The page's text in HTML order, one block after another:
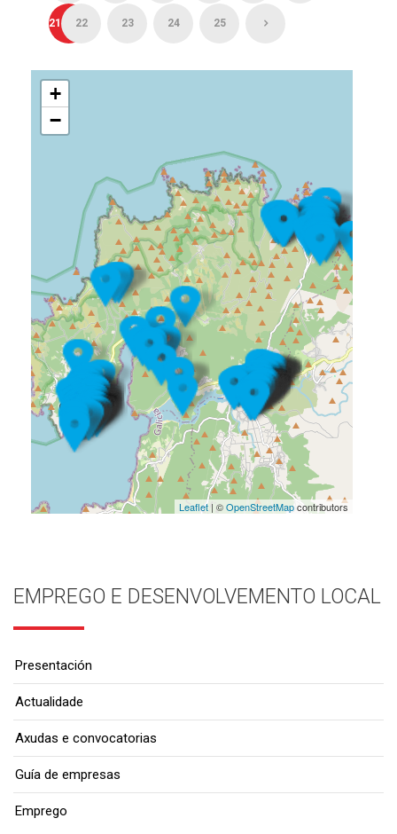
21 22 23 24 25
+
−
Leaflet| ©OpenStreetMapcontributors
EMPREGO E DESENVOLVEMENTO LOCAL
Presentación
Actualidade
Axudas e convocatorias
Guía de empresas
Emprego